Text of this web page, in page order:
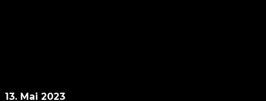
13. Mai 2023